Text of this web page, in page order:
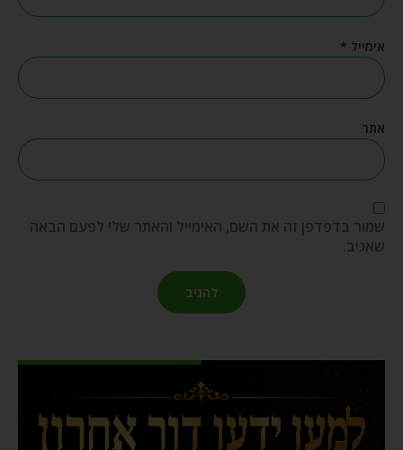
אימייל *
אתר
שמור בדפדפן זה את השם, האימייל והאתר שלי לפעם הבאה
שאגיב.